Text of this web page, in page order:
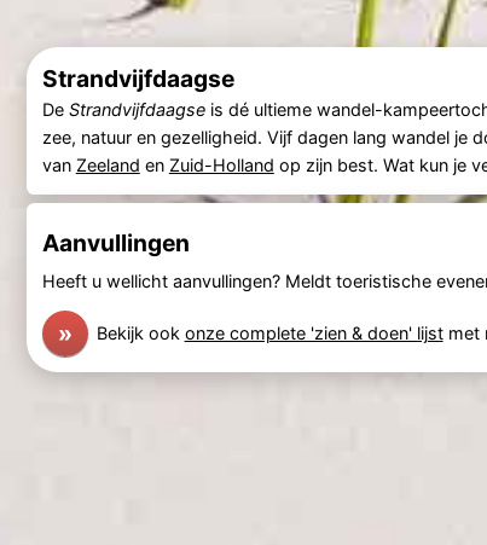
Strandvijfdaagse
De Strandvijfdaagseis dé ultieme wandel-
zee, natuur en gezelligheid. Vijf dagen lang wandel je
van Zeeland en Zuid-Holland op zijn best. Wat kun je
Aanvullingen
Heeft u wellicht aanvullingen? Meldt toeristische
» Bekijk ook onze complete 'zien & doen' lijstmet